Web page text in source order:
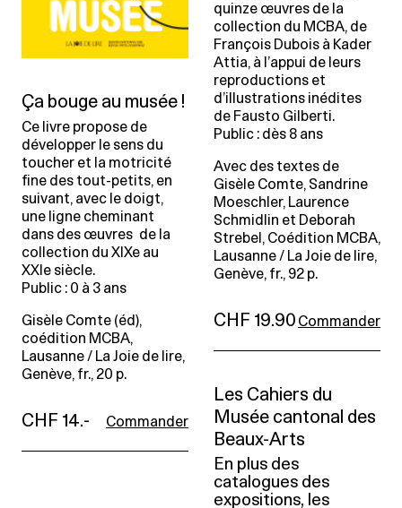
quinze œuvres de la
collection du MCBA, de
François Dubois à Kader
Attia, à l’appui de leurs
reproductions et
d’illustrations inédites
de Fausto Gilberti.
Public : dès 8 ans
Avec des textes de
Gisèle Comte, Sandrine
Moeschler, Laurence
Schmidlin et Deborah
Strebel, Coédition MCBA,
Lausanne / La Joie de lire,
Genève, fr., 92 p.
CHF 19.90 Commander
Ça bouge au musée !
Ce livre propose de
développer le sens du
toucher et la motricité
fine des tout-petits, en
suivant, avec le doigt,
une ligne cheminant
dans des œuvres de la
collection du XIXe au
XXIe siècle.
Public : 0 à 3 ans
Gisèle Comte (éd),
coédition MCBA,
Lausanne / La Joie de lire,
Genève, fr., 20 p.
CHF 14.- Commander
Les Cahiers du
Musée cantonal des
Beaux-Arts
En plus des
catalogues des
expositions, les